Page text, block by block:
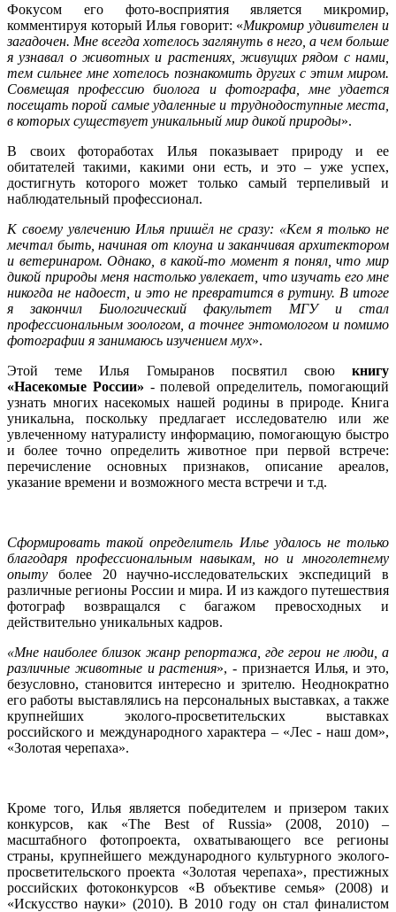
Фокусом его фото-восприятия является микромир,
комментируя который Илья говорит: «Микромир удивителен и
загадочен. Мне всегда хотелось заглянуть в него, а чем больше
я узнавал о животных и растениях, живущих рядом с нами,
тем сильнее мне хотелось познакомить других с этим миром.
Совмещая профессию биолога и фотографа, мне удается
посещать порой самые удаленные и труднодоступные места,
в которых существует уникальный мир дикой природы».
В своих фотоработах Илья показывает природу и ее
обитателей такими, какими они есть, и это – уже успех,
достигнуть которого может только самый терпеливый и
наблюдательный профессионал.
К своему увлечению Илья пришёл не сразу: «Кем я только не
мечтал быть, начиная от клоуна и заканчивая архитектором
и ветеринаром. Однако, в какой-то момент я понял, что мир
дикой природы меня настолько увлекает, что изучать его мне
никогда не надоест, и это не превратится в рутину. В итоге
я закончил Биологический факультет МГУ и стал
профессиональным зоологом, а точнее энтомологом и помимо
фотографии я занимаюсь изучением мух».
Этой теме Илья Гомыранов посвятил свою книгу
«Насекомые России» - полевой определитель, помогающий
узнать многих насекомых нашей родины в природе. Книга
уникальна, поскольку предлагает исследователю или же
увлеченному натуралисту информацию, помогающую быстро
и более точно определить животное при первой встрече:
перечисление основных признаков, описание ареалов,
указание времени и возможного места встречи и т.д.
Сформировать такой определитель Илье удалось не только
благодаря профессиональным навыкам, но и многолетнему
опыту более 20 научно-исследовательских экспедиций в
различные регионы России и мира. И из каждого путешествия
фотограф возвращался с багажом превосходных и
действительно уникальных кадров.
«Мне наиболее близок жанр репортажа, где герои не люди, а
различные животные и растения», - признается Илья, и это,
безусловно, становится интересно и зрителю. Неоднократно
его работы выставлялись на персональных выставках, а также
крупнейших эколого-просветительских выставках
российского и международного характера – «Лес - наш дом»,
«Золотая черепаха».
Кроме того, Илья является победителем и призером таких
конкурсов, как «The Best of Russia» (2008, 2010) –
масштабного фотопроекта, охватывающего все регионы
страны, крупнейшего международного культурного эколого-
просветительского проекта «Золотая черепаха», престижных
российских фотоконкурсов «В объективе семья» (2008) и
«Искусство науки» (2010). В 2010 году он стал финалистом